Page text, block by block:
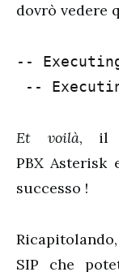
dovrò vedere
--
--
Et voilà, il
PBX Asterisk
successo !
SIP che